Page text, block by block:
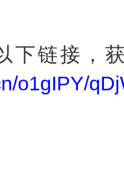
下链接，
o1gIPY/